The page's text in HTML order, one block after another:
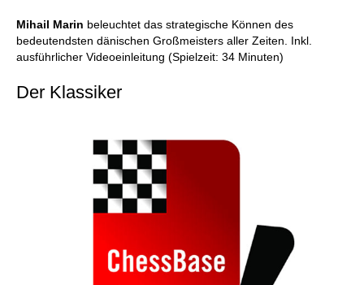
Mihail Marin beleuchtet das strategische Können des
bedeutendsten dänischen Großmeisters aller Zeiten. Inkl.
ausführlicher Videoeinleitung (Spielzeit: 34 Minuten)
Der Klassiker